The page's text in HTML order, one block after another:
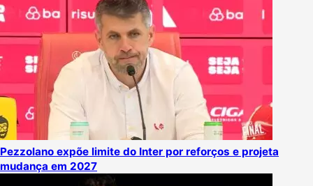
Pezzolano expõe limite do Inter por reforços e projeta
mudança em 2027